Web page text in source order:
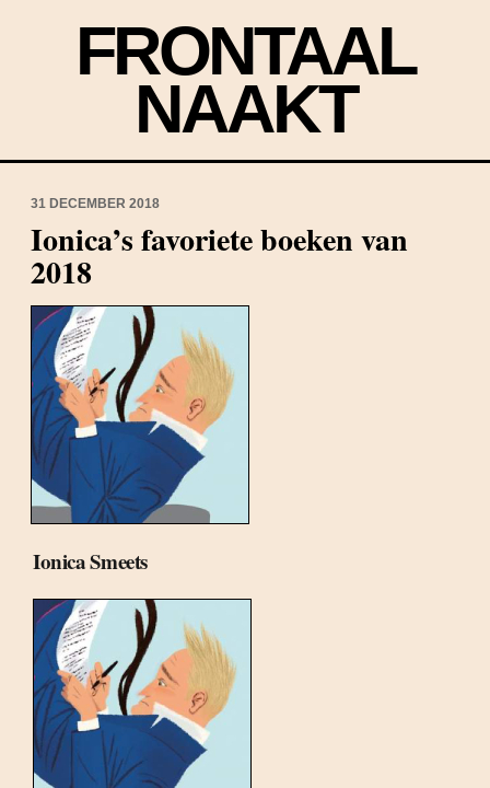
FRONTAAL
NAAKT
31 DECEMBER 2018
Ionica’s favoriete boeken van
2018
Ionica Smeets